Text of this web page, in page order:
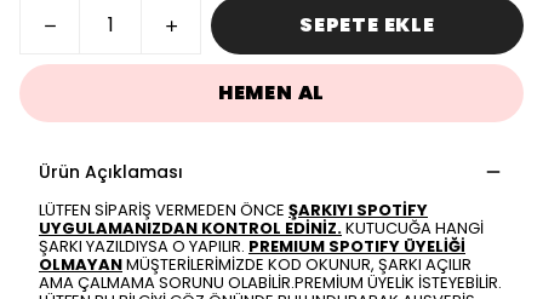
SEPETE EKLE
HEMEN AL
Ürün Açıklaması
LÜTFEN SİPARİŞ VERMEDEN ÖNCE ŞARKIYI SPOTİFY
UYGULAMANIZDAN KONTROL EDİNİZ.KUTUCUĞA HANGİ
ŞARKI YAZILDIYSA O YAPILIR. PREMIUM SPOTIFY ÜYELİĞİ
OLMAYANMÜŞTERİLERİMİZDE KOD OKUNUR, ŞARKI AÇILIR
AMA ÇALMAMA SORUNU OLABİLİR.PREMİUM ÜYELİK İSTEYEBİLİR.